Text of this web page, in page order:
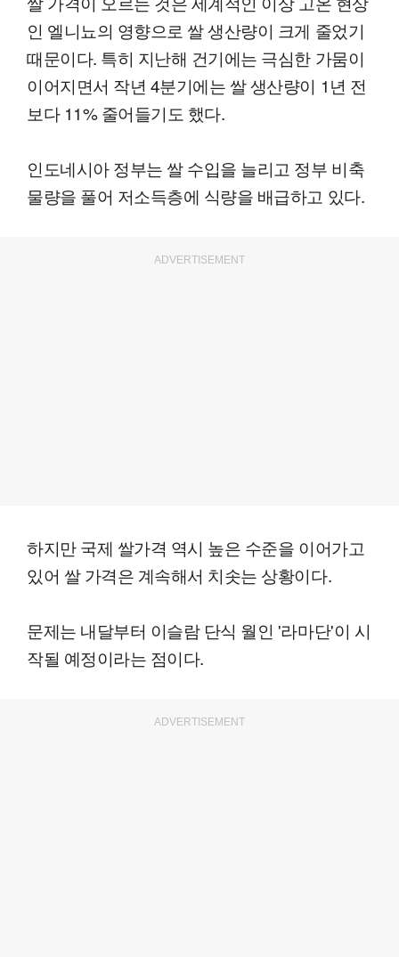
인 엘니뇨의 영향으로 쌀 생산량이 크게 줄었기
때문이다. 특히 지난해 건기에는 극심한 가뭄이
이어지면서 작년 4분기에는 쌀 생산량이 1년 전
보다 11% 줄어들기도 했다.
인도네시아 정부는 쌀 수입을 늘리고 정부 비축
물량을 풀어 저소득층에 식량을 배급하고 있다.
ADVERTISEMENT
하지만 국제 쌀가격 역시 높은 수준을 이어가고
있어 쌀 가격은 계속해서 치솟는 상황이다.
문제는 내달부터 이슬람 단식 월인 '라마단'이 시
작될 예정이라는 점이다.
ADVERTISEMENT